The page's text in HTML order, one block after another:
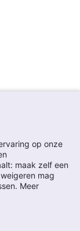
op onze
maak zelf een
mag
Meer